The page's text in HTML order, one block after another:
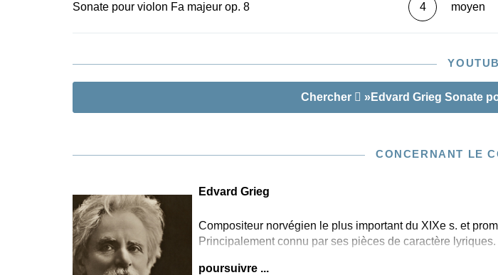
Sonate pour violon Fa majeur op. 8 4 moyen
Chercher »Edvard Grieg Sonate
CONCERNANT LE
Edvard Grieg
Compositeur norvégien le plus important du XIXe s. et
Principalement connu par ses pièces de caractère lyriques.
poursuivre ...